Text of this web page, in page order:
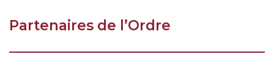
Partenaires de l’Ordre